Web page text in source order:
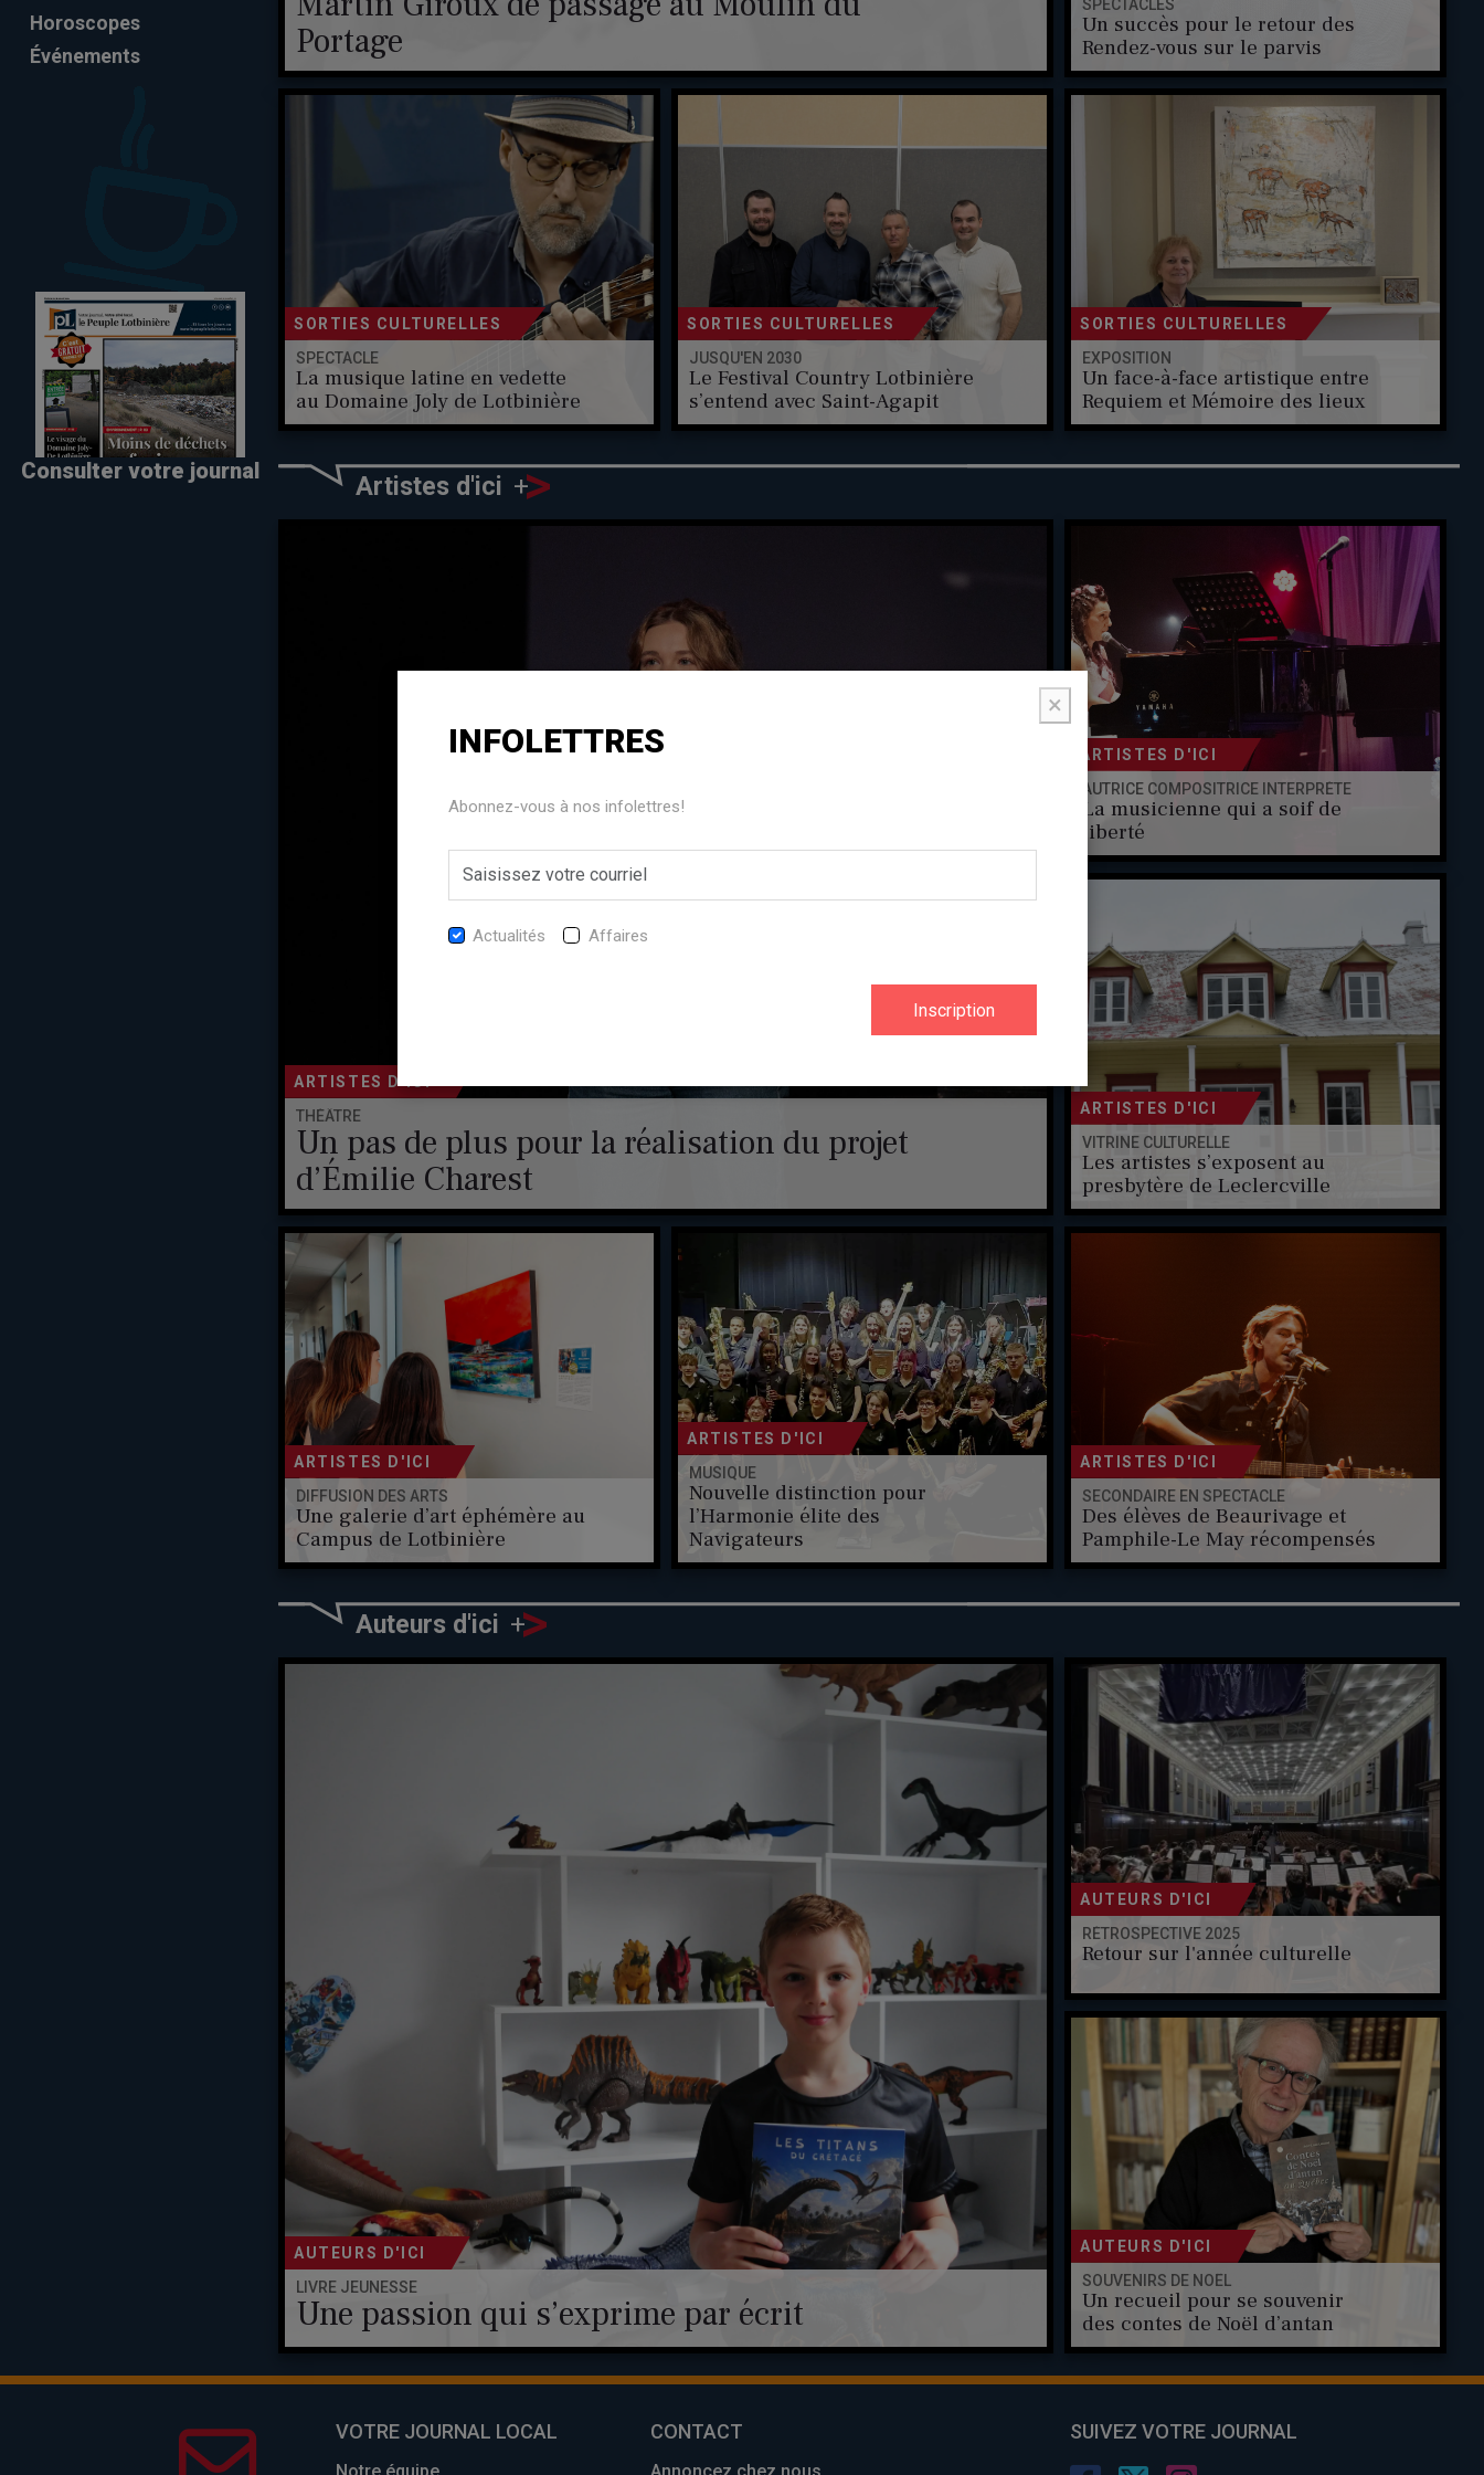
Horoscopes
Événements
Consulter votre journal
Portage
SPECTACLES
Un succès pour le retour des
Rendez-vous sur le parvis
SORTIES CULTURELLES
SPECTACLE
La musique latine en vedette
au Domaine Joly de Lotbinière
SORTIES CULTURELLES
JUSQU'EN 2030
Le Festival Country Lotbinière
s’entend avec Saint-Agapit
SORTIES CULTURELLES
EXPOSITION
Un face-à-face artistique entre
Requiem et Mémoire des lieux
Artistes d'ici +>
ARTISTES D'ICI
THÉÂTRE
Un pas de plus pour la réalisation du projet
d’Émilie Charest
ARTISTES D'ICI
AUTRICE COMPOSITRICE INTERPRÈTE
La musicienne qui a soif de
liberté
ARTISTES D'ICI
VITRINE CULTURELLE
Les artistes s’exposent au
presbytère de Leclercville
ARTISTES D'ICI
DIFFUSION DES ARTS
Une galerie d’art éphémère au
Campus de Lotbinière
ARTISTES D'ICI
MUSIQUE
Nouvelle distinction pour
l’Harmonie élite des
Navigateurs
ARTISTES D'ICI
SECONDAIRE EN SPECTACLE
Des élèves de Beaurivage et
Pamphile-Le May récompensés
Auteurs d'ici +>
AUTEURS D'ICI
LIVRE JEUNESSE
Une passion qui s’exprime par écrit
AUTEURS D'ICI
RÉTROSPECTIVE 2025
Retour sur l'année culturelle
AUTEURS D'ICI
SOUVENIRS DE NOËL
Un recueil pour se souvenir
des contes de Noël d’antan
VOTRE JOURNAL LOCAL CONTACT SUIVEZ VOTRE JOURNAL
INFOLETTRES
×
Abonnez-vous à nos infolettres!
Actualités Affaires